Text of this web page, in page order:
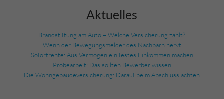
Aktuelles
Brandstiftung am Auto – Welche Versicherung zahlt?
Wenn der Bewegungsmelder des Nachbarn nervt
Sofortrente: Aus Vermögen ein festes Einkommen machen
Probearbeit: Das sollten Bewerber wissen
Die Wohngebäudeversicherung: Darauf beim Abschluss achten